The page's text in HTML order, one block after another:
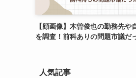
【顔画像】木曽俊也の勤務先や
を調査！前科ありの問題市議だ
人気記事